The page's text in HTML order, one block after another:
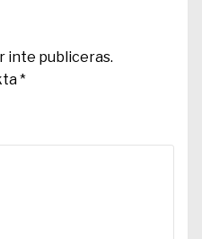
inte publiceras.
*